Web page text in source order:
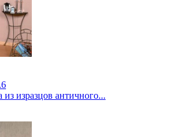
изразцов античного...